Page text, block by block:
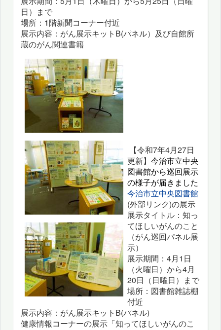
日）まで
場所：1階新聞コーナー付近
展示内容：がん展示キットB(パネル）及び自館所
蔵のがん関連書籍
【令和7年4月27日
更新】 今治市立中央
図書館から巡回展示
の様子が届きました
今治市立中央図書館
(外部リンク)の展示
展示タイトル：知っ
てほしいがんのこと
（がん巡回パネル展
示）
展示期間：4月1日
（火曜日）から4月
20日（日曜日）まで
場所：図書館雑誌棚
付近
展示内容：がん展示キットB(パネル)
健康情報コーナーの展示「知ってほしいがんのこ